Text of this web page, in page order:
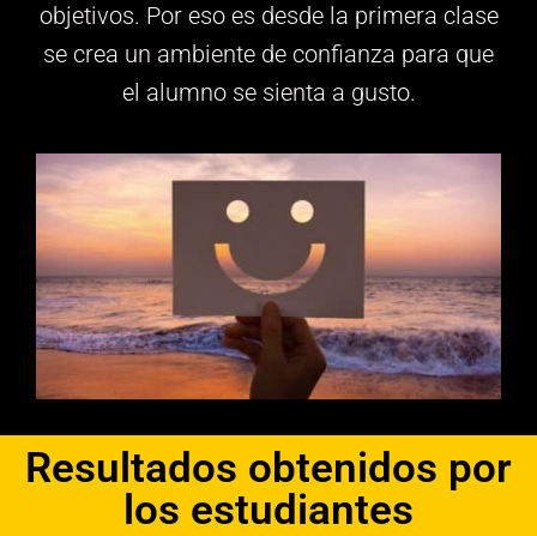
objetivos. Por eso es desde la primera clase
se crea un ambiente de confianza para que
el alumno se sienta a gusto.
Resultados obtenidos por
los estudiantes